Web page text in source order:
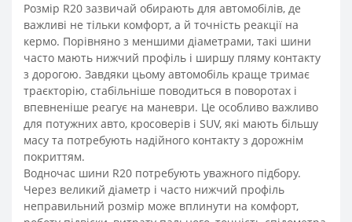
Розмір R20 зазвичай обирають для автомобілів, де
важливі не тільки комфорт, а й точність реакції на
кермо. Порівняно з меншими діаметрами, такі шини
часто мають нижчий профіль і ширшу пляму контакту
з дорогою. Завдяки цьому автомобіль краще тримає
траєкторію, стабільніше поводиться в поворотах і
впевненіше реагує на маневри. Це особливо важливо
для потужних авто, кросоверів і SUV, які мають більшу
масу та потребують надійного контакту з дорожнім
покриттям.
Водночас шини R20 потребують уважного підбору.
Через великий діаметр і часто нижчий профіль
неправильний розмір може вплинути на комфорт,